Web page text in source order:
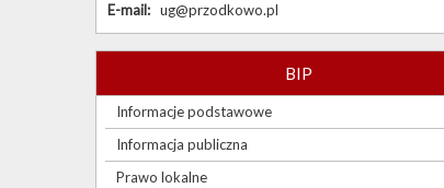
E-mail: ug@przodkowo.pl
BIP
Informacje podstawowe
Informacja publiczna
Prawo lokalne